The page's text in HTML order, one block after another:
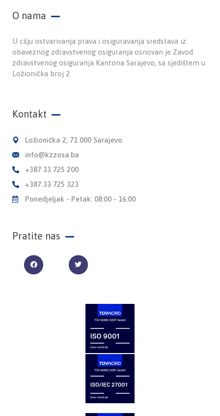
O nama
U cilju ostvarivanja prava i osiguravanja sredstava iz
obaveznog zdravstvenog osiguranja osnovan je Zavod
zdravstvenog osiguranja Kantona Sarajevo, sa sjedištem u
Ložionička broj 2.
Kontakt
Ložionička 2, 71 000 Sarajevo
info@kzzosa.ba
+387 33 725 200
+387 33 725 323
Ponedjeljak - Petak: 08:00 - 16:00
Pratite nas